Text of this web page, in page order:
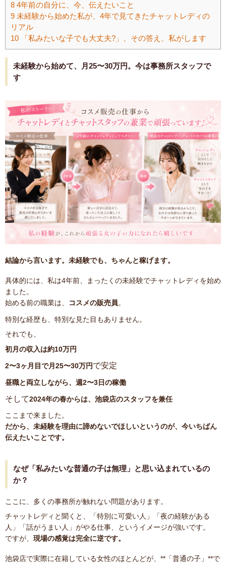
8 4年前の自分に、今、伝えたいこと
9 未経験から始めた私が、4年で見てきたチャットレディの
リアル
10 「私みたいな子でも大丈夫?」、その答え、私がします
未経験から始めて、月25〜30万円。今は事務所スタッフで
す
結論から言います。未経験でも、ちゃんと稼げます。
具体的には、私は4年前、まったくの未経験でチャットレディを始め
ました。
始める前の職業は、
コスメの販売員。
特別な経歴も、特別な見た目もありません。
それでも、
初月の収入は約10万円
2〜3ヶ月目で月25〜30万円で安定
昼職と両立しながら、週2〜3日の稼働
そして2024年の春からは、池袋店のスタッフを兼任
ここまで来ました。
だから、未経験を理由に諦めないでほしいというのが、今いちばん
伝えたいことです。
なぜ「私みたいな普通の子は無理」と思い込まれているの
か？
ここに、多くの事務所が触れない問題があります。
チャットレディと聞くと、「特別に可愛い人」「夜の経験がある
人」「話がうまい人」がやる仕事、というイメージが強いです。
ですが、 現場の感覚は完全に逆です。
池袋店で実際に在籍している女性のほとんどが、**「普通の子」**で